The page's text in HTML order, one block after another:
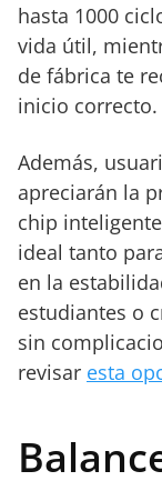
hasta 1000
vida útil,
de fábrica te
inicio correcto.
Además,
apreciarán la
chip
ideal tanto
en la
estudiantes o
sin
revisar esta